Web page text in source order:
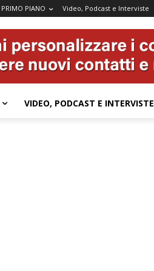
PRIMO PIANO Video, Podcast e Interviste
VIDEO, PODCAST E INTERVISTE